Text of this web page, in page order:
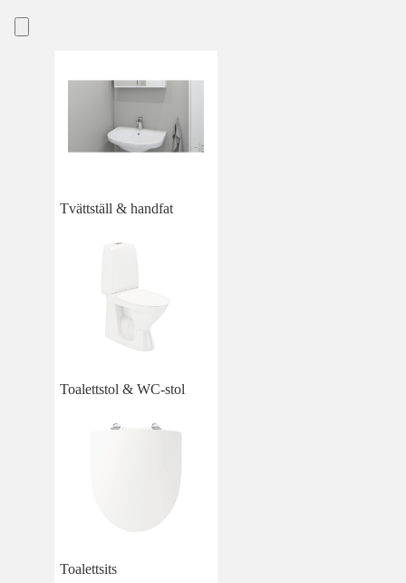
Tvättställ & handfat
Toalettstol & WC-stol
Toalettsits